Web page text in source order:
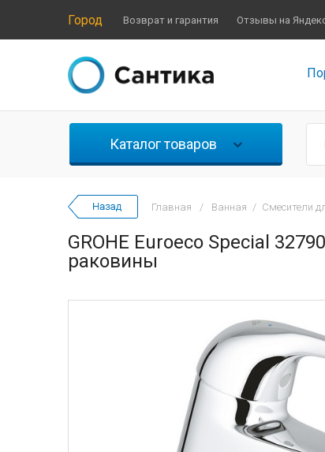
Город Возврат и гарантия Отзывы на
Каталог товаров
Главная / Ванная / Смесители
GROHE Euroeco Special
раковины